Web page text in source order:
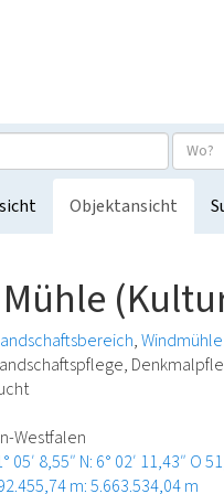
Objektansicht
Windmühle
Westfalen
05′ 8,55″ N: 6° 02′ 11,43″ O
m: 5.663.534,04 m